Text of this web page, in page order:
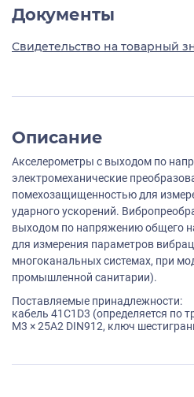
Документы
Свидетельство на товарный
Описание
Акселерометры с выходом по
электромеханические
помехозащищенностью для
ударного ускорений.
выходом по напряжению общего
для измерения параметров
многоканальных системах, при
промышленной санитарии).
Поставляемые принадлежности:
кабель 41C1D3 (определяется по
M3 × 25А2 DIN912, ключ